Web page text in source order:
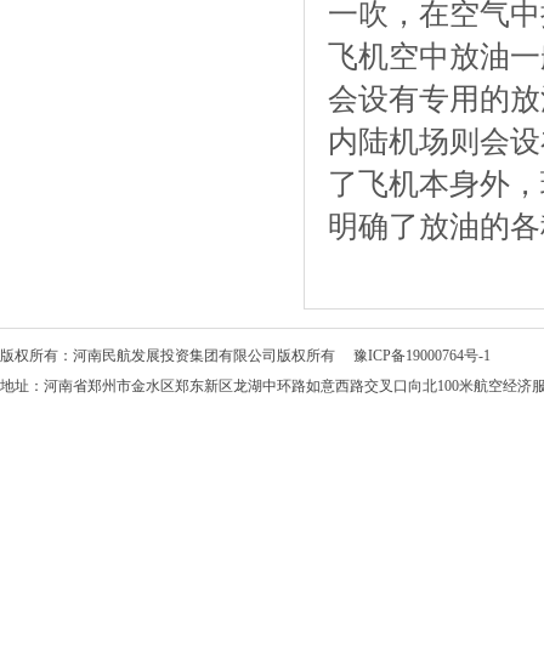
一吹，在空气
飞机空中放油
会设有专用的
内陆机场则会
了飞机本身外
明确了放油的
版权所有：河南民航发展投资集团有限公司版权所有 豫ICP备19000764号-1
地址：河南省郑州市金水区郑东新区龙湖中环路如意西路交叉口向北100米航空经济